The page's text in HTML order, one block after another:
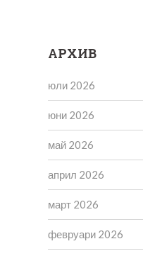
АРХИВ
юли 2026
юни 2026
май 2026
април 2026
март 2026
февруари 2026